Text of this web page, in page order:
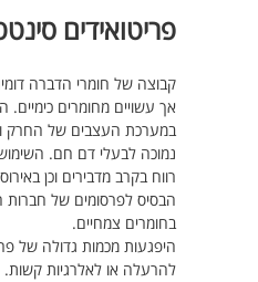
פריטואידים
קבוצה של חומרי הדברה
אך עשויים מחומרים כימיים.
במערכת העצבים של החרק
נמוכה לבעלי דם חם.
רווח בקרב מדבירים וכן
הבסיס לפרסומים של חברות
בחומרים צמחיים.
היפגעות מכמות גדולה של
להרעלה או לאלרגיות קשות.